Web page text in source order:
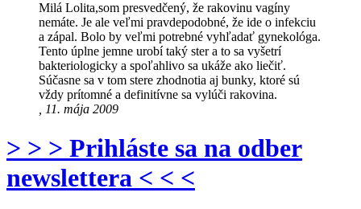
Milá Lolita,som presvedčený, že rakovinu vagíny
nemáte. Je ale veľmi pravdepodobné, že ide o infekciu
a zápal. Bolo by veľmi potrebné vyhľadať gynekológa.
Tento úplne jemne urobí taký ster a to sa vyšetrí
bakteriologicky a spoľahlivo sa ukáže ako liečiť.
Súčasne sa v tom stere zhodnotia aj bunky, ktoré sú
vždy prítomné a definitívne sa vylúči rakovina.
, 11. mája 2009
> > > Prihláste sa na odber
newslettera < < <